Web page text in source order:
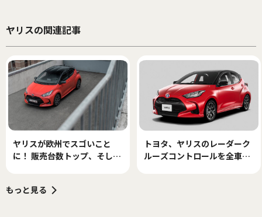
ヤリスの関連記事
ヤリスが欧州でスゴいこと
に！ 販売台数トップ、そして
トヨタ、ヤリスのレーダーク
ルーズコントロールを全車速
もっと見る